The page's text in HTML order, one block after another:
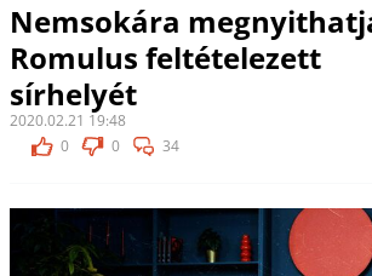
Nemsokára
Romulus feltételezett
sírhelyét
2020.02.21 19:48
0
0 34